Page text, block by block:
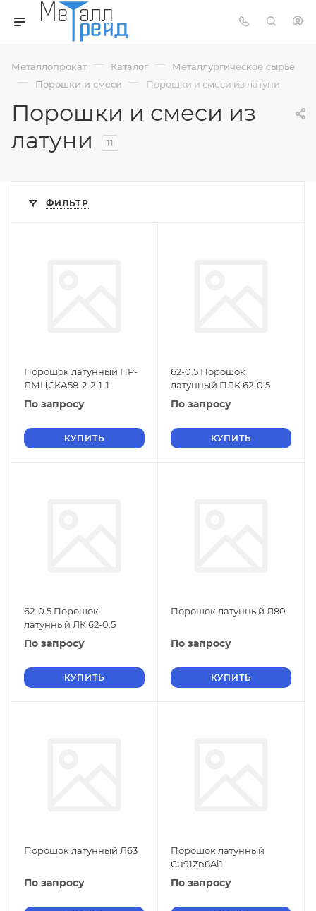
Металлопрокат — Каталог — Металлургическое сырье
— Порошки и смеси — Порошки и смеси из латуни
Порошки и смеси из
латуни
11
ФИЛЬТР
Порошок латунный ПР-
ЛМЦСКА58-2-2-1-1
По запросу
КУПИТЬ
62-0.5 Порошок
латунный ПЛК 62-0.5
По запросу
КУПИТЬ
62-0.5 Порошок
латунный ЛК 62-0.5
По запросу
КУПИТЬ
Порошок латунный Л80
По запросу
КУПИТЬ
Порошок латунный Л63
По запросу
Порошок латунный
Cu91Zn8Al1
По запросу